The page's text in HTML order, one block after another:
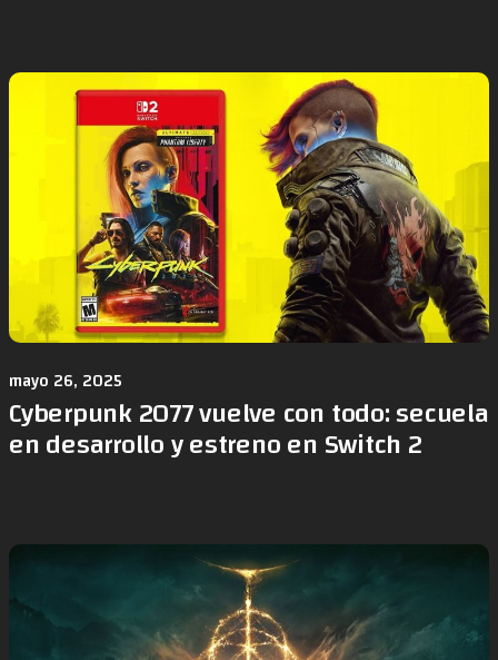
mayo 26, 2025
Cyberpunk 2077 vuelve con todo: secuela
en desarrollo y estreno en Switch 2